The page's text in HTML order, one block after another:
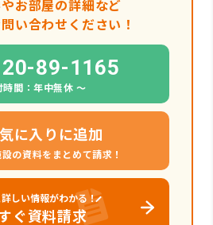
お部屋の詳細など
い合わせください！
89-1165
時間：年中無休 〜
に入りに追加
の資料をまとめて請求！
しい情報がわかる！
ぐ資料請求